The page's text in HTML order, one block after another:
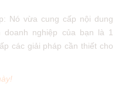
Nó vừa cung cấp nội dung
nghiệp của bạn là 1
các giải pháp cần thiết cho